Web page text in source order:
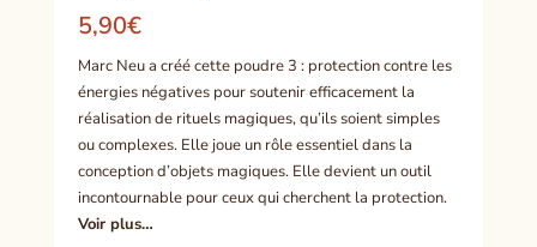
5,90€
Marc Neu a créé cette poudre 3 : protection contre les
énergies négatives pour soutenir efficacement la
réalisation de rituels magiques, qu’ils soient simples
ou complexes. Elle joue un rôle essentiel dans la
conception d’objets magiques. Elle devient un outil
incontournable pour ceux qui cherchent la protection.
Voir plus…